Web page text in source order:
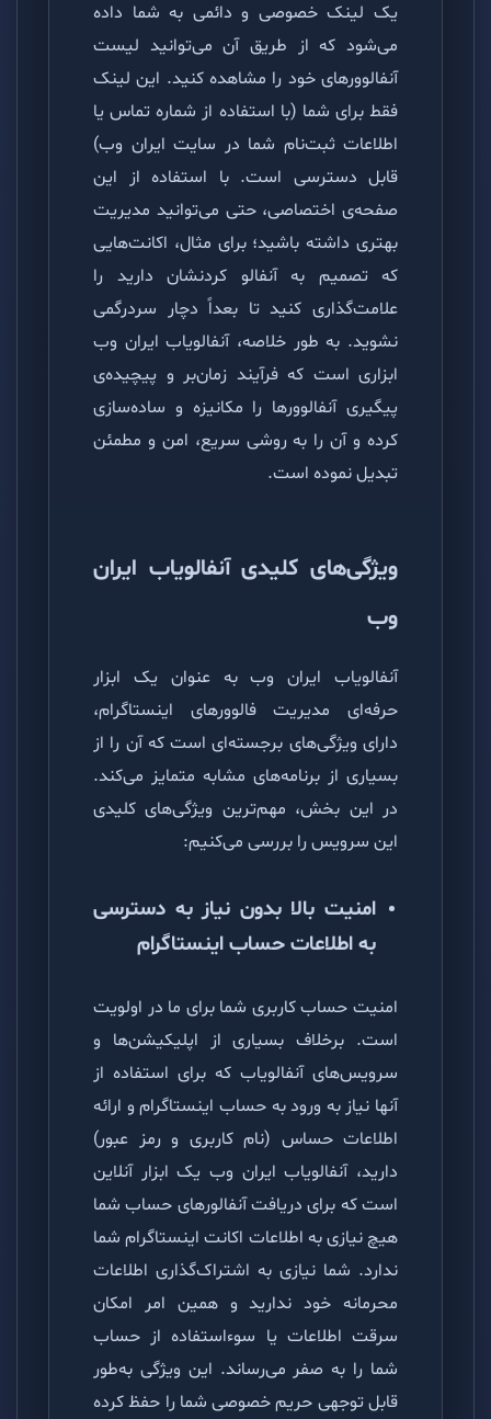
یک لینک خصوصی و دائمی به شما داده
می‌شود که از طریق آن می‌توانید لیست
آنفالوورهای خود را مشاهده کنید. این لینک
فقط برای شما (با استفاده از شماره تماس یا
اطلاعات ثبت‌نام شما در سایت ایران وب)
قابل دسترسی است. با استفاده از این
صفحه‌ی اختصاصی، حتی می‌توانید مدیریت
بهتری داشته باشید؛ برای مثال، اکانت‌هایی
که تصمیم به آنفالو کردنشان دارید را
علامت‌گذاری کنید تا بعداً دچار سردرگمی
نشوید. به طور خلاصه، آنفالویاب ایران وب
ابزاری است که فرآیند زمان‌بر و پیچیده‌ی
پیگیری آنفالوورها را مکانیزه و ساده‌سازی
کرده و آن را به روشی سریع، امن و مطمئن
تبدیل نموده است.
ویژگی‌های کلیدی آنفالویاب ایران
وب
آنفالویاب ایران وب به عنوان یک ابزار
حرفه‌ای مدیریت فالوورهای اینستاگرام،
دارای ویژگی‌های برجسته‌ای است که آن را از
بسیاری از برنامه‌های مشابه متمایز می‌کند.
در این بخش، مهم‌ترین ویژگی‌های کلیدی
این سرویس را بررسی می‌کنیم:
امنیت بالا بدون نیاز به دسترسی
به اطلاعات حساب اینستاگرام
امنیت حساب کاربری شما برای ما در اولویت
است. برخلاف بسیاری از اپلیکیشن‌ها و
سرویس‌های آنفالویاب که برای استفاده از
آنها نیاز به ورود به حساب اینستاگرام و ارائه
اطلاعات حساس (نام کاربری و رمز عبور)
دارید، آنفالویاب ایران وب یک ابزار آنلاین
است که برای دریافت آنفالورهای حساب شما
هیچ نیازی به اطلاعات اکانت اینستاگرام شما
ندارد. شما نیازی به اشتراک‌گذاری اطلاعات
محرمانه خود ندارید و همین امر امکان
سرقت اطلاعات یا سوءاستفاده از حساب
شما را به صفر می‌رساند. این ویژگی به‌طور
قابل توجهی حریم خصوصی شما را حفظ کرده